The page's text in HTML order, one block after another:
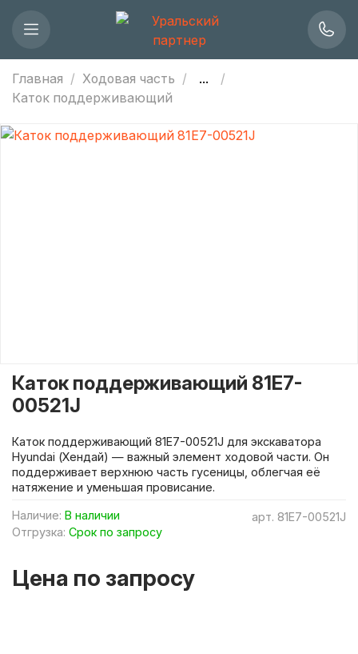
Главная Ходовая часть
...
Каток поддерживающий
арт. 81E7-00521J
Наличие: В наличии
Отгрузка: Срок по запросу
Каток поддерживающий 81E7-
00521J
Цена по запросу
Каток поддерживающий 81E7-00521J для экскаватора
Hyundai (Хендай) — важный элемент ходовой части. Он
поддерживает верхнюю часть гусеницы, облегчая её
натяжение и уменьшая провисание.